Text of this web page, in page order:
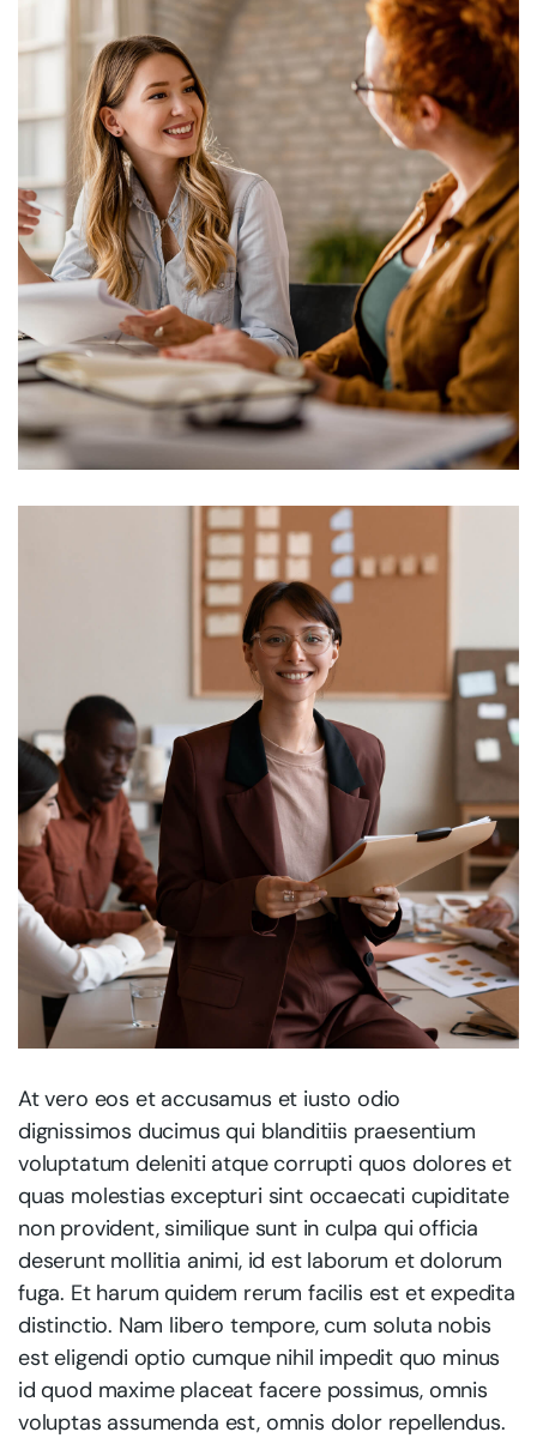
At vero eos et accusamus et iusto odio
dignissimos ducimus qui blanditiis praesentium
voluptatum deleniti atque corrupti quos dolores et
quas molestias excepturi sint occaecati cupiditate
non provident, similique sunt in culpa qui officia
deserunt mollitia animi, id est laborum et dolorum
fuga. Et harum quidem rerum facilis est et expedita
distinctio. Nam libero tempore, cum soluta nobis
est eligendi optio cumque nihil impedit quo minus
id quod maxime placeat facere possimus, omnis
voluptas assumenda est, omnis dolor repellendus.